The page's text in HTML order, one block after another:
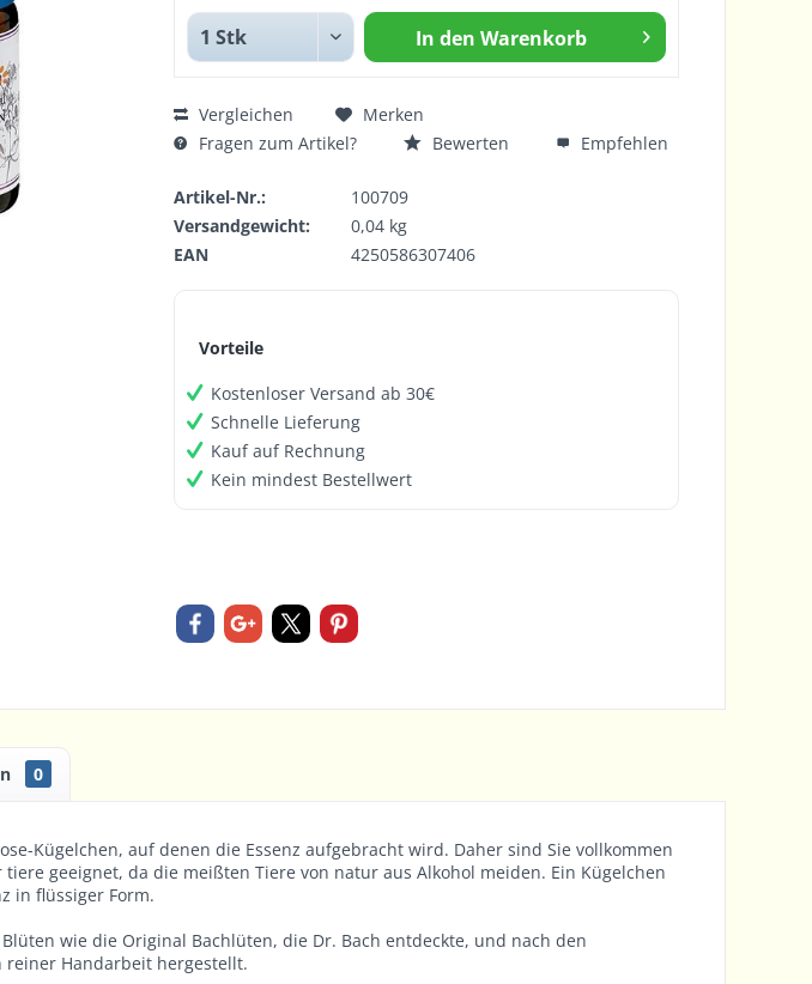
In den Warenkorb
Vergleichen
Merken
Fragen zum Artikel?
Bewerten Empfehlen
Artikel-Nr.:
100709
Versandgewicht:
0,04 kg
EAN
4250586307406
Vorteile
Kostenloser Versand ab 30€
Schnelle Lieferung
Kauf auf Rechnung
Kein mindest Bestellwert
0
Kügelchen, auf denen die Essenz aufgebracht wird. Daher sind Sie vollkommen
geeignet, da die meißten Tiere von natur aus Alkohol meiden. Ein Kügelchen
in flüssiger Form.
wie die Original Bachlüten, die Dr. Bach entdeckte, und nach den
reiner Handarbeit hergestellt.